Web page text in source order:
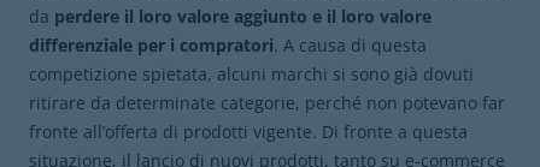
da perdere il loro valore aggiunto e il loro valore
differenziale per i compratori. A causa di questa
competizione spietata, alcuni marchi si sono già dovuti
ritirare da determinate categorie, perché non potevano far
fronte all’offerta di prodotti vigente. Di fronte a questa
situazione, il lancio di nuovi prodotti, tanto su e-commerce